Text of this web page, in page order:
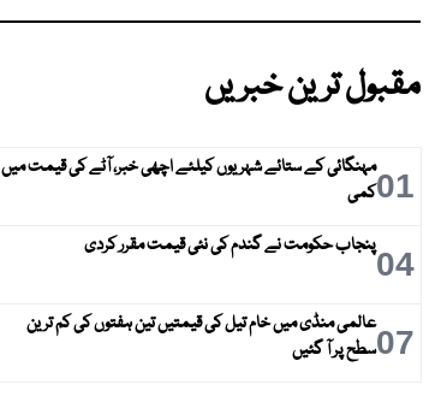
مقبول ترین خبریں
01مہنگائی کے ستائے شہریوں کیلئے اچھی خبر، آٹے کی قیمت میں
کمی
04پنجاب حکومت نے گندم کی نئی قیمت مقرر کردی
07عالمی منڈی میں خام تیل کی قیمتیں تین ہفتوں کی کم ترین
سطح پر آ گئیں